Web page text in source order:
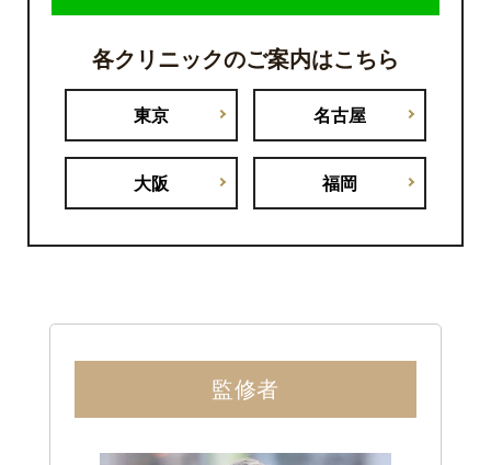
各クリニックのご案内はこちら
東京 名古屋
大阪 福岡
監修者